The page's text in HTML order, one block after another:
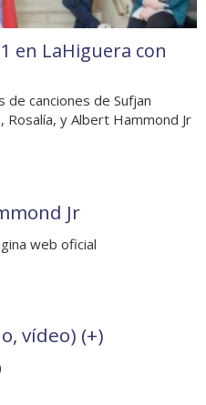
en LaHiguera con
canciones de Sufjan
y Albert Hammond Jr
Jr
web oficial
vídeo) (+)